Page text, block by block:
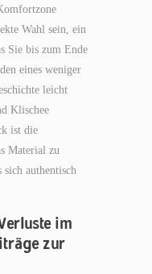
Wahl sein, ein
Sie bis zum Ende
eines weniger
leicht
Klischee
ist die
Material zu
sich authentisch
im
zur